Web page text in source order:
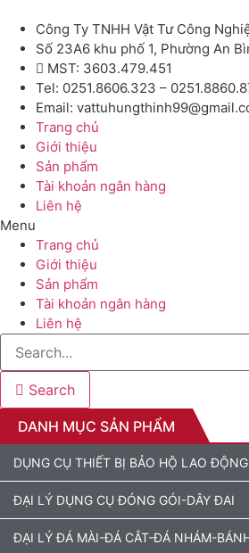
Công Ty TNHH Vật Tư Công
Số 23A6 khu phố 1, Phường An
MST: 3603.479.451
Tel: 0251.8606.323 –
Email:
Trang chủ
Giới thiệu
Sản phẩm
Tài khoản ngân hàng
Liên hệ
Menu
Trang chủ
Giới thiệu
Sản phẩm
Tài khoản ngân hàng
Liên hệ
Search
DANH MỤC SẢN PHẨM
DỤNG CỤ THIẾT BỊ BẢO HỘ LAO ĐỘNG
ĐẠI LÝ DỤNG CỤ ĐÓNG GÓI-DÂY ĐAI
ĐẠI LÝ ĐÁ MÀI-ĐÁ CẮT-ĐÁ NHÁM-